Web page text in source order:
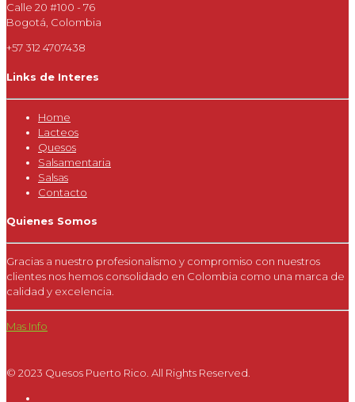
Calle 20 #100 - 76
Bogotá, Colombia
+57 312 4707438
Links de Interes
Home
Lacteos
Quesos
Salsamentaria
Salsas
Contacto
Quienes Somos
Gracias a nuestro profesionalismo y compromiso con nuestros
clientes nos hemos consolidado en Colombia como una marca de
calidad y excelencia.
Mas Info
© 2023 Quesos Puerto Rico. All Rights Reserved.